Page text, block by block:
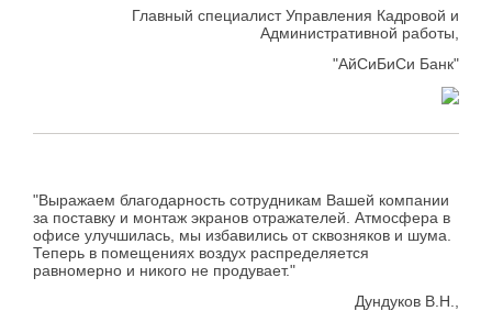
Главный специалист Управления Кадровой и
Административной работы,
"АйСиБиСи Банк"
"Выражаем благодарность сотрудникам Вашей компании
за поставку и монтаж экранов отражателей. Атмосфера в
офисе улучшилась, мы избавились от сквозняков и шума.
Теперь в помещениях воздух распределяется
равномерно и никого не продувает."
Дундуков В.Н.,